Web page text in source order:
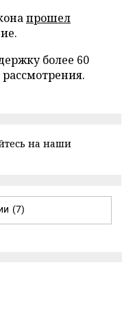
прошел
более 60
рассмотрения.
на наши
(7)